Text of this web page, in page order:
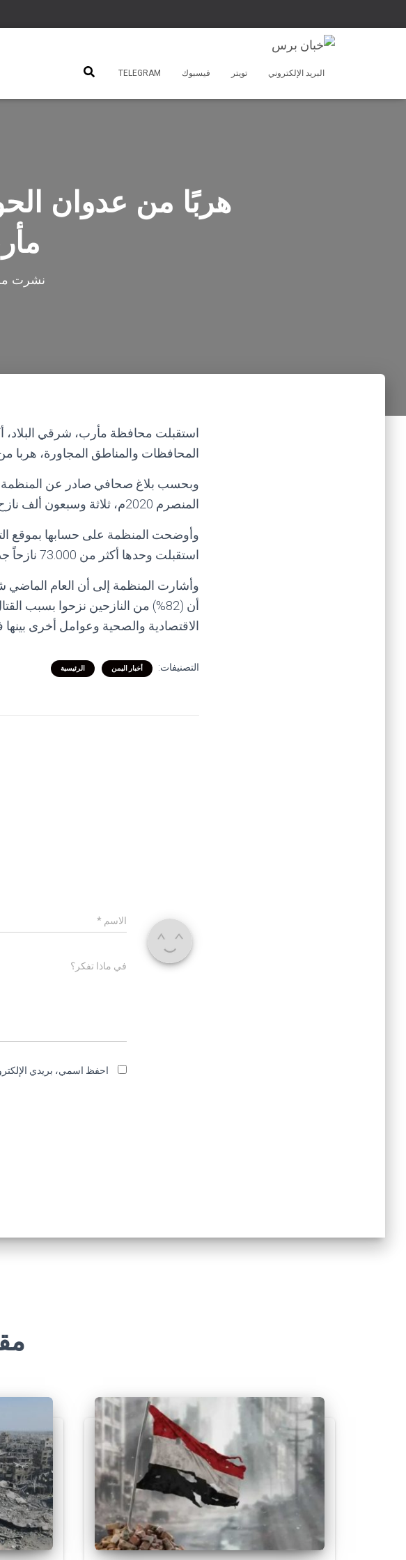
البريد الإلكتروني تويتر فيسبوك TELEGRAM
نشرت
استقبلت محافظة مأرب، شرقي البلاد،
المحافظات والمناطق المجاورة، هربا
وبحسب بلاغ صحافي صادر عن المنظمة
المنصرم 2020م، ثلاثة وسبعون ألف نازح.
وأوضحت المنظمة على حسابها بموقع
استقبلت وحدها أكثر من 73.000 نازحاً جديداً في عام 2020.
الاقتصادية والصحية وعوامل أخرى
التصنيفات: أخبار اليمن الرئيسية
الاسم *
في ماذا تفكر؟
احفظ اسمي، بريدي